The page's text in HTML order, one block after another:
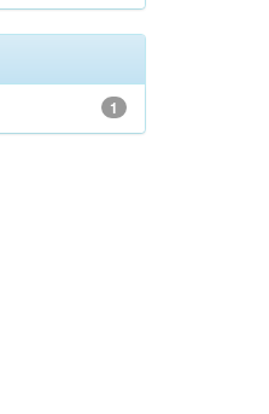
1